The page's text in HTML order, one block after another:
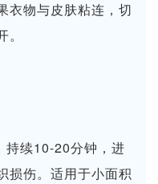
衣物与皮肤粘连，切
持续10-20分钟，进
损伤。适用于小面积